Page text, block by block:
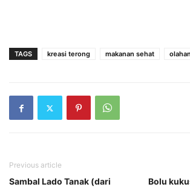
TAGS kreasi terong makanan sehat
Previous article
Sambal Lado Tanak (dari
Bolu